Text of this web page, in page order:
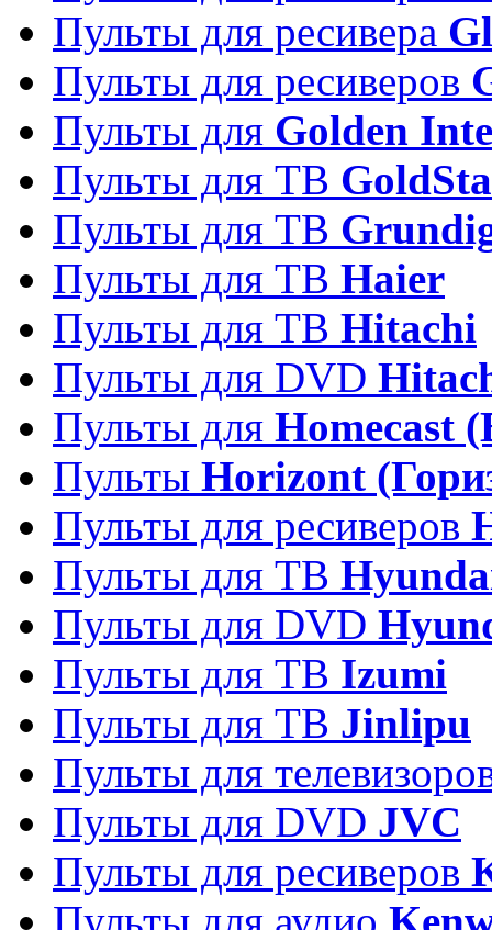
Пульты для ресивера
Пульты для ресиверов
Пульты для Golden
Пульты для ТВ
Пульты для ТВ
Пульты для ТВ Haier
Пульты для ТВ Hitachi
Пульты для DVD
Пульты для Homecast
Пульты Horizont
Пульты для ресиверов
Пульты для ТВ
Пульты для DVD
Пульты для ТВ Izumi
Пульты для ТВ Jinlipu
Пульты для
Пульты для DVD JVC
Пульты для ресиверов
Пульты для аудио